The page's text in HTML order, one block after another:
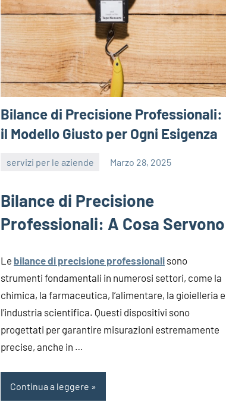
Bilance di Precisione Professionali:
il Modello Giusto per Ogni Esigenza
servizi per le aziende Marzo 28, 2025
Bilance di Precisione
Professionali: A Cosa Servono
Le bilance di precisione professionali sono
strumenti fondamentali in numerosi settori, come la
chimica, la farmaceutica, l’alimentare, la gioielleria e
l’industria scientifica. Questi dispositivi sono
progettati per garantire misurazioni estremamente
precise, anche in …
Continua a leggere